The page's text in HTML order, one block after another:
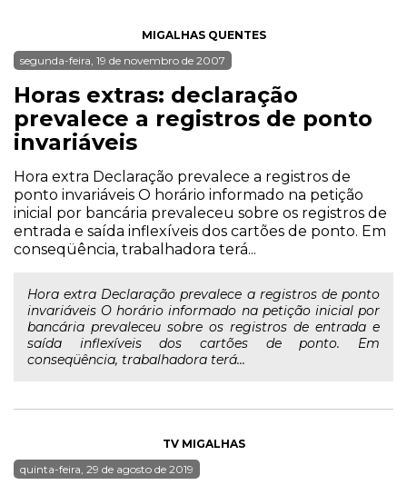
MIGALHAS QUENTES
segunda-feira, 19 de novembro de 2007
Horas extras: declaração
prevalece a registros de ponto
invariáveis
Hora extra Declaração prevalece a registros de
ponto invariáveis O horário informado na petição
inicial por bancária prevaleceu sobre os registros de
entrada e saída inflexíveis dos cartões de ponto. Em
conseqüência, trabalhadora terá...
Hora extra Declaração prevalece a registros de ponto
invariáveis O horário informado na petição inicial por
bancária prevaleceu sobre os registros de entrada e
saída inflexíveis dos cartões de ponto. Em
conseqüência, trabalhadora terá...
TV MIGALHAS
quinta-feira, 29 de agosto de 2019